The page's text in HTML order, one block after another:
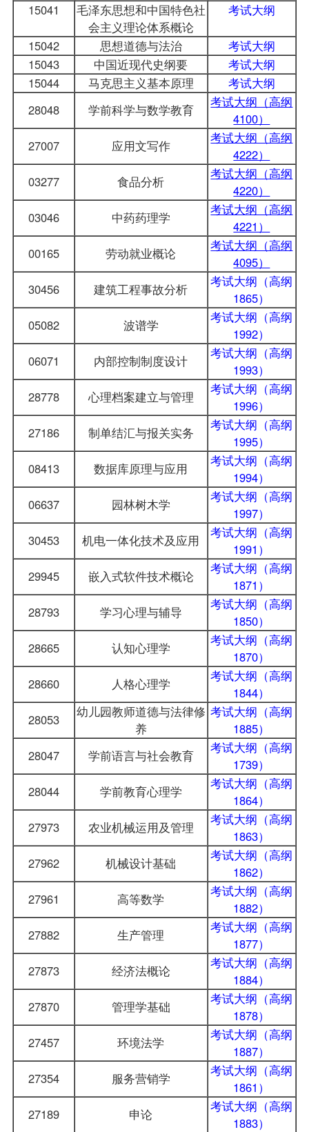
15041
毛泽东思想和中国特色社
会主义理论体系概论
考试大纲
15042 思想道德与法治
考试大纲
15043
中国近现代史纲要
考试大纲
15044
马克思主义基本原理
考试大纲
28048
学前科学与数学教育
考试大纲（高纲
4100）
27007
应用文写作
考试大纲（高纲
4222）
03277
食品分析
考试大纲（高纲
4220）
03046
中药药理学
考试大纲（高纲
4221）
00165
劳动就业概论
考试大纲（高纲
4095）
30456
建筑工程事故分析
考试大纲（高纲
1865）
05082
波谱学
考试大纲（高纲
1992）
06071
内部控制制度设计
考试大纲（高纲
1993）
28778
心理档案建立与管理
考试大纲（高纲
1996）
27186
制单结汇与报关实务
考试大纲（高纲
1995）
08413
数据库原理与应用
考试大纲（高纲
1994）
06637
园林树木学
考试大纲（高纲
1997）
30453
机电一体化技术及应用
考试大纲（高纲
1991）
29945
嵌入式软件技术概论
考试大纲（高纲
1871）
28793
学习心理与辅导
考试大纲（高纲
1850）
28665
认知心理学
考试大纲（高纲
1870）
28660
人格心理学
考试大纲（高纲
1844）
28053
幼儿园教师道德与法律修
养
考试大纲（高纲
1885）
28047
学前语言与社会教育
考试大纲（高纲
1739）
28044
学前教育心理学
考试大纲（高纲
1864）
27973
农业机械运用及管理
考试大纲（高纲
1863）
27962
机械设计基础
考试大纲（高纲
1862）
27961
高等数学
考试大纲（高纲
1882）
27882
生产管理
考试大纲（高纲
1877）
27873
经济法概论
考试大纲（高纲
1884）
27870
管理学基础
考试大纲（高纲
1878）
27457
环境法学
考试大纲（高纲
1887）
27354
服务营销学
考试大纲（高纲
1861）
27189
申论
考试大纲（高纲
1883）